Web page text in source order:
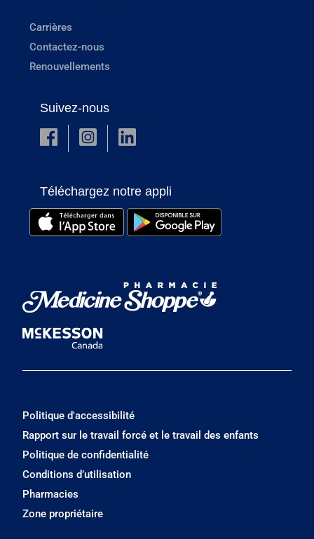
Carrières
Contactez-nous
Renouvellements
Suivez-nous
Téléchargez notre appli
Politique d'accessibilité
Rapport sur le travail forcé et le travail des enfants
Politique de confidentialité
Conditions d’utilisation
Pharmacies
Zone propriétaire